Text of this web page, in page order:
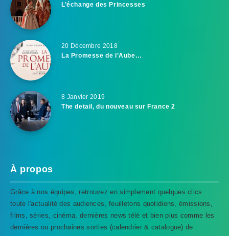
L’échange des Princesses
20 Décembre 2018
La Promesse de l’Aube…
8 Janvier 2019
The detail, du nouveau sur France 2
À propos
Grâce à nos équipes, retrouvez en simplement quelques clics
toute l'actualité des audiences, feuilletons quotidiens, émissions,
films, séries, cinéma, dernières news télé et bien plus comme les
dernières ou prochaines sorties (calendrier & catalogue) de